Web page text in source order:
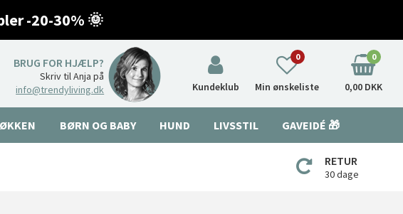
-20-30% 🌞
BRUG FOR HJÆLP?
Skriv til Anja på
info@trendyliving.dk
Kundeklub Min ønskeliste
0 0
0,00 DKK
BØRN OG BABY HUND LIVSSTIL GAVEIDÉ 🎁
RETUR
30 dage